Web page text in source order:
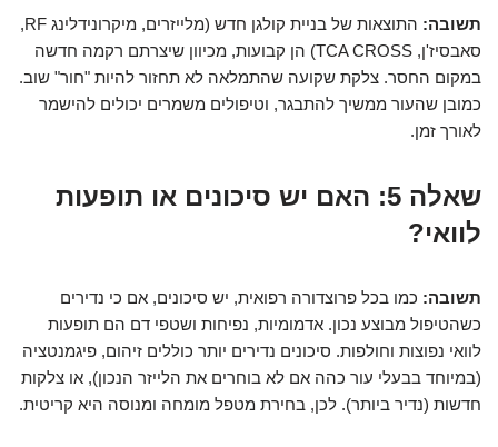
תשובה:
התוצאות של בניית קולגן חדש (מלייזרים, מיקרונידלינג RF,
סאבסיז'ן, TCA CROSS) הן קבועות, מכיוון שיצרתם רקמה חדשה
במקום החסר. צלקת שקועה שהתמלאה לא תחזור להיות "חור" שוב.
כמובן שהעור ממשיך להתבגר, וטיפולים משמרים יכולים להישמר
לאורך זמן.
שאלה 5: האם יש סיכונים או תופעות
לוואי?
תשובה: כמו בכל פרוצדורה רפואית, יש סיכונים, אם כי נדירים
כשהטיפול מבוצע נכון. אדמומיות, נפיחות ושטפי דם הם תופעות
לוואי נפוצות וחולפות. סיכונים נדירים יותר כוללים זיהום, פיגמנטציה
(במיוחד בבעלי עור כהה אם לא בוחרים את הלייזר הנכון), או צלקות
חדשות (נדיר ביותר). לכן, בחירת מטפל מומחה ומנוסה היא קריטית.